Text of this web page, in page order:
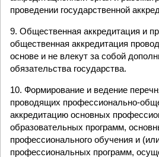
проведении государственной
9. Общественная аккредитация и
общественная аккредитация
основе и не влекут за собой
обязательства государства.
10. Формирование и ведение
проводящих профессионально-
аккредитацию основных
образовательных программ,
профессионального обучения и
профессиональных программ,